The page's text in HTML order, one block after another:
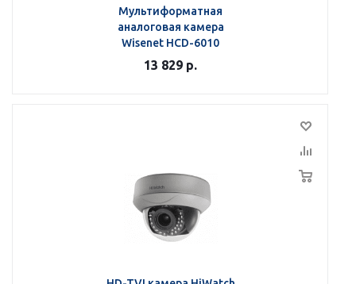
Мультиформатная
аналоговая камера
Wisenet HCD-6010
13 829 р.